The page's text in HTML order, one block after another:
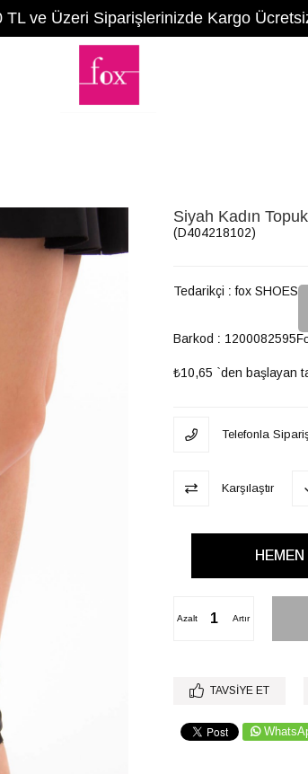
TL ve Üzeri Siparişlerinizde Kargo
Siyah Kadın
(D404218102)
Tedarikçi : fox SHOES
Barkod : 1200082595
₺10,65 `den başlayan
Telefonla
Karşılaştır
Artır
Azalt
TAVSIYE ET